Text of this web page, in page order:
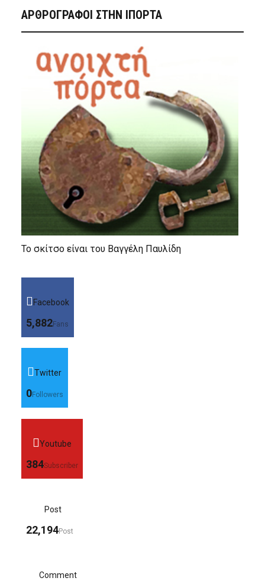
ΑΡΘΡΟΓΡΑΦΟΙ ΣΤΗΝ IΠΟΡΤΑ
Το σκίτσο είναι του Βαγγέλη Παυλίδη
Facebook
5,882Fans
Twitter
0Followers
Youtube
384Subscriber
Post
22,194Post
Comment